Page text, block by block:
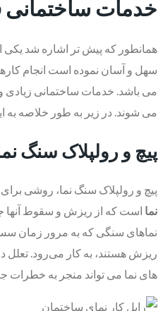
خدمات ساختمانی
همانطور که پیش تر اشاره شد یکی
سهل و آسان نموده است انجام
می باشد. خدمات ساختمانی زیادی
می شوند. در زیر به طور خلاصه به
پیچ و رولپلاک سنگ
پیچ و رولپلاک سنگ نما، روشی برای
نما است که از ریزش و سقوط آنها
نماهای سنگی که به مرور زمان
ریزش هستند، به کار می‌رود.
های نما می تواند منجر به خطرات